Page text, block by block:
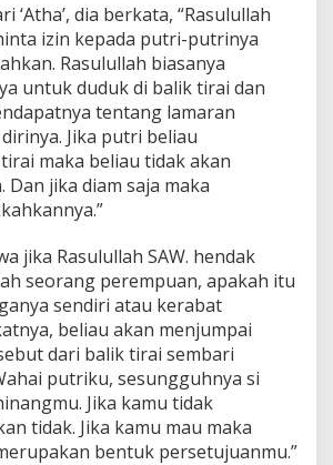
‘Atha’, dia berkata, “Rasulullah
izin kepada putri-putrinya
Rasulullah biasanya
untuk duduk di balik tirai dan
tentang lamaran
Jika putri beliau
maka beliau tidak akan
Dan jika diam saja maka
jika Rasulullah SAW. hendak
seorang perempuan, apakah itu
sendiri atau kerabat
beliau akan menjumpai
dari balik tirai sembari
putriku, sesungguhnya si
Jika kamu tidak
tidak. Jika kamu mau maka
bentuk persetujuanmu.”